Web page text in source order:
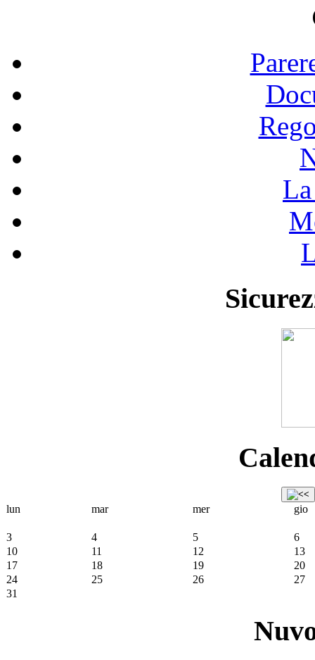
lun
mar mer gio
3 4 5
6
10
11 12
13
17
18 19
20
24
25 26
27
31